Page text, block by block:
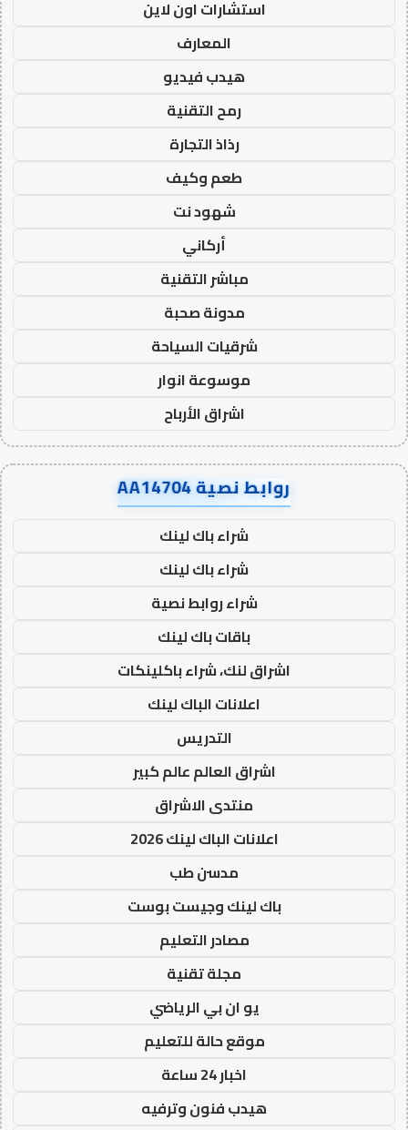
استشارات اون لاين
المعارف
هيدب فيديو
رمح التقنية
رذاذ التجارة
طعم وكيف
شهود نت
أركاني
مباشر التقنية
مدونة صحبة
شرقيات السياحة
موسوعة انوار
اشراق الأرباح
روابط نصية AA14704
شراء باك لينك
شراء باك لينك
شراء روابط نصية
باقات باك لينك
اشراق لنك، شراء باكلينكات
اعلانات الباك لينك
التدريس
اشراق العالم عالم كبير
منتدى الاشراق
اعلانات الباك لينك 2026
مدسن طب
باك لينك وجيست بوست
مصادر التعليم
مجلة تقنية
يو ان بي الرياضي
موقع حالة للتعليم
اخبار 24 ساعة
هيدب فنون وترفيه